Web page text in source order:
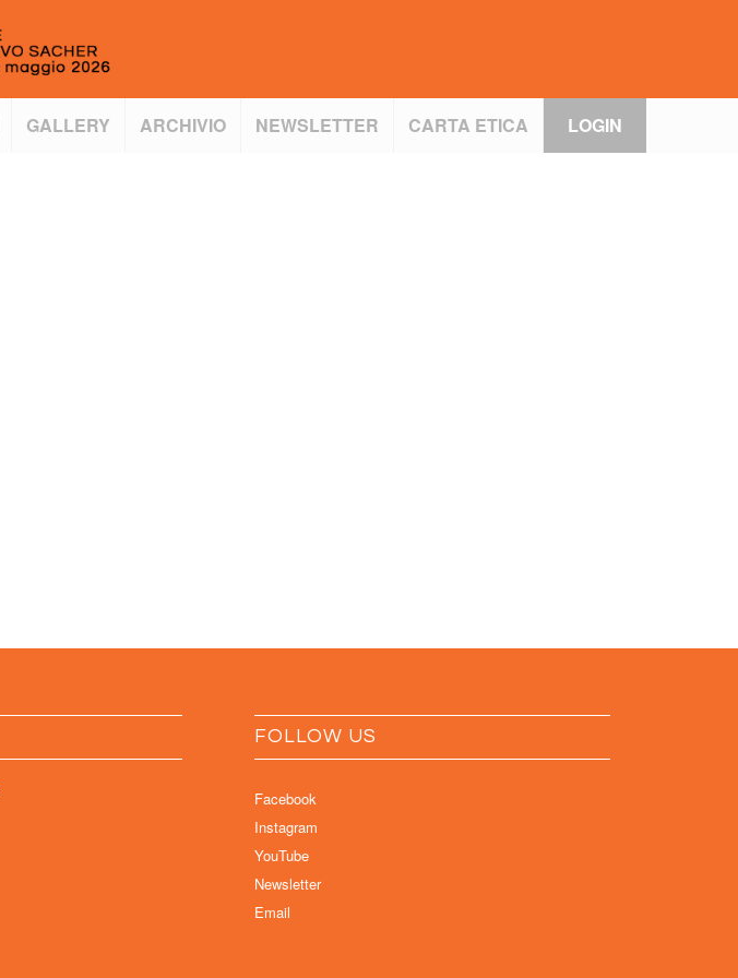
GALLERY ARCHIVIO NEWSLETTER CARTA ETICA LOGIN
FOLLOW US
Facebook
Instagram
YouTube
Newsletter
Email